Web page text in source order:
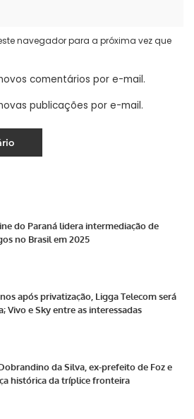
navegador para a próxima vez que
comentários por e-mail.
publicações por e-mail.
do Paraná lidera intermediação de
no Brasil em 2025
após privatização, Ligga Telecom será
Vivo e Sky entre as interessadas
da Silva, ex-prefeito de Foz e
histórica da tríplice fronteira